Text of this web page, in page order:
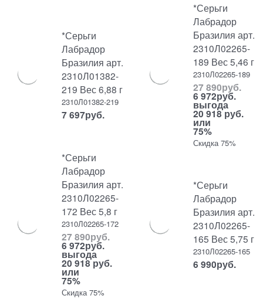
*Серьги
Лабрадор
Бразилия арт.
2310Л01382-
219 Вес 6,88 г
2310Л01382-219
7 697руб.
*Серьги
Лабрадор
Бразилия арт.
2310Л02265-
189 Вес 5,46 г
2310Л02265-189
27 890руб.
6 972руб.
выгода
20 918 руб.
или
75%
Скидка 75%
*Серьги
Лабрадор
Бразилия арт.
2310Л02265-
172 Вес 5,8 г
2310Л02265-172
27 890руб.
6 972руб.
выгода
20 918 руб.
или
75%
Скидка 75%
*Серьги
Лабрадор
Бразилия арт.
2310Л02265-
165 Вес 5,75 г
2310Л02265-165
6 990руб.